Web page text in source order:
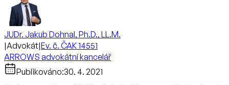
JUDr. Jakub Dohnal, Ph.D., LL.M.
|Advokát|Ev. č. ČAK 14551
ARROWS advokátní kancelář
Publikováno:30. 4. 2021